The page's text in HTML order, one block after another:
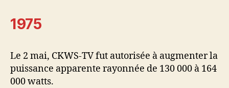
1975
Le 2 mai, CKWS-TV fut autorisée à augmenter la
puissance apparente rayonnée de 130 000 à 164
000 watts.